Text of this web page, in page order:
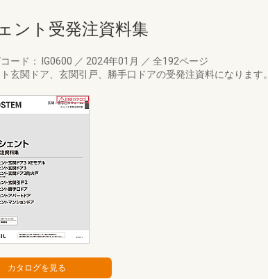
ント受発注資料集
ード： IG0600 ／ 2024年01月 ／ 全192ページ
玄関ドア、玄関引戸、勝手口ドアの受発注資料になります。